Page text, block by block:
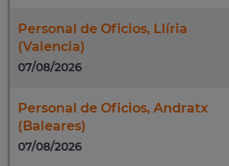
Personal de Oficios, Llíria
(Valencia)
07/08/2026
Personal de Oficios, Andratx
(Baleares)
07/08/2026